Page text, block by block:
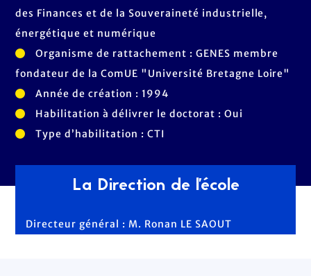
des Finances et de la Souveraineté industrielle,
énergétique et numérique
Organisme de rattachement : GENES membre
fondateur de la ComUE "Université Bretagne Loire"
Année de création : 1994
Habilitation à délivrer le doctorat : Oui
Type d’habilitation : CTI
La Direction de l'école
Directeur général : M. Ronan LE SAOUT